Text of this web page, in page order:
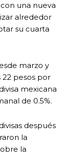
una nueva
alrededor
su cuarta
marzo y
pesos por
mexicana
de 0.5%.
después
la
la